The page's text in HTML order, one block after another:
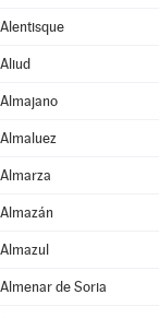
Alentisque
Aliud
Almajano
Almaluez
Almarza
Almazán
Almazul
Almenar de Soria